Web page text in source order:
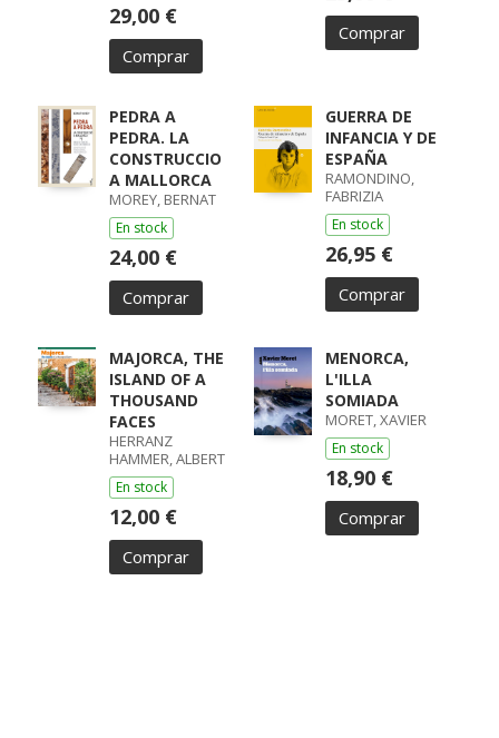
29,00 €
Comprar
Comprar
PEDRA A
PEDRA. LA
CONSTRUCCIO
A MALLORCA
MOREY, BERNAT
En stock
24,00 €
Comprar
GUERRA DE
INFANCIA Y DE
ESPAÑA
RAMONDINO,
FABRIZIA
En stock
26,95 €
Comprar
MAJORCA, THE
ISLAND OF A
THOUSAND
FACES
HERRANZ
HAMMER, ALBERT
En stock
12,00 €
Comprar
MENORCA,
L'ILLA
SOMIADA
MORET, XAVIER
En stock
18,90 €
Comprar